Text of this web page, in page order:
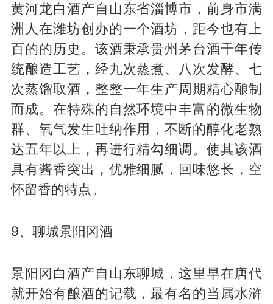
黄河龙白酒产自山东省淄博市，前身市满
洲人在潍坊创办的一个酒坊，距今也有上
百的的历史。该酒秉承贵州茅台酒千年传
统酿造工艺，经九次蒸煮、八次发酵、七
次蒸馏取酒，整整一年生产周期精心酿制
而成。在特殊的自然环境中丰富的微生物
群、氧气发生吐纳作用，不断的醇化老熟
达五年以上，再进行精勾细调。使其该酒
具有酱香突出，优雅细腻，回味悠长，空
怀留香的特点。
9、聊城景阳冈酒
景阳冈白酒产自山东聊城，这里早在唐代
就开始有酿酒的记载，最有名的当属水浒